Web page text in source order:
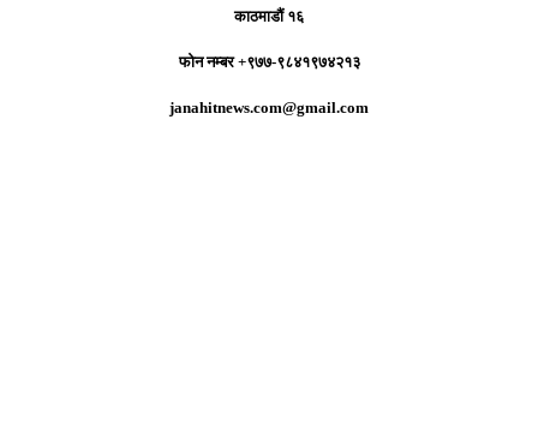
काठमाडौं १६
फोन नम्बर +९७७-९८४१९७४२१३
janahitnews.com@gmail.com